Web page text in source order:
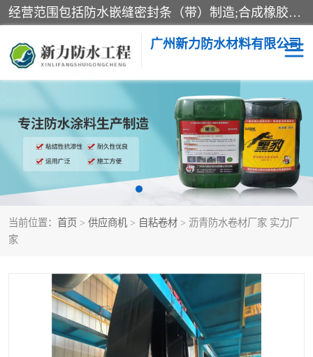
经营范围包括防水嵌缝密封条（带）制造;合成橡胶制造（监控化学品、危险化学品除外）;沥青混合物制造;防水胶粘带制造;其他合成材料制造（监控化学品、危险化学品除外）;涂料制造（监控化学品、危险化学品除外）;建筑结构防水补漏;防水建筑材料制造;粘合剂制造（监控化学品、危险化学品除外）;涂料零售;广州新力防水材料有限公司具有1处分支机构。
广州新力防水材料有限公司
当前位置： 首页 > 供应商机 > 自粘卷材 > 沥青防水卷材厂家 实力厂
家
黑豹防水胶 建筑108胶水
乳化沥青防水涂料 自粘卷材
非固化橡胶防水涂料